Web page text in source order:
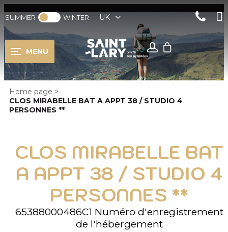
SUMMER WINTER UK
MENU
Home page >
CLOS MIRABELLE BAT A APPT 38 / STUDIO 4
PERSONNES **
CLOS MIRABELLE BAT
A APPT 38 / STUDIO 4
PERSONNES **
65388000486C1 Numéro d'enregistrement
de l'hébergement